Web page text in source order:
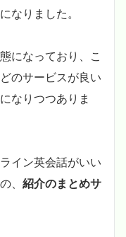
なりました。
になっており、こ
のサービスが良い
なりつつありま
イン英会話がいい
、 紹介のまとめサ